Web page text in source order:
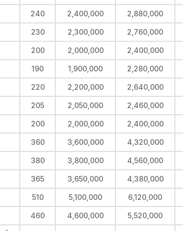
240 2,400,000 2,880,000
230 2,300,000 2,760,000
200 2,000,000 2,400,000
190 1,900,000 2,280,000
220 2,200,000 2,640,000
205 2,050,000 2,460,000
200 2,000,000 2,400,000
360 3,600,000 4,320,000
380 3,800,000 4,560,000
365 3,650,000 4,380,000
510 5,100,000 6,120,000
460 4,600,000 5,520,000